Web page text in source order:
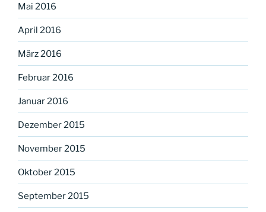
Mai 2016
April 2016
März 2016
Februar 2016
Januar 2016
Dezember 2015
November 2015
Oktober 2015
September 2015